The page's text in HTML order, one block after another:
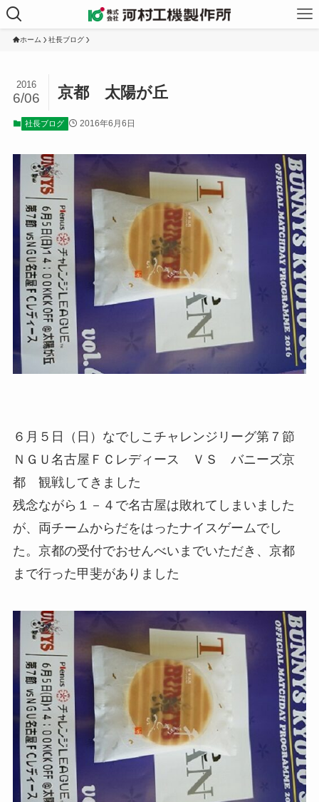
ホーム 社長ブログ
京都 太陽が丘
2016
6/06
社長ブログ 2016年6月6日
６月５日（日）なでしこチャレンジリーグ第７節
ＮＧＵ名古屋ＦＣレディース ＶＳ バニーズ京
都 観戦してきました
残念ながら１－４で名古屋は敗れてしまいました
が、両チームからだをはったナイスゲームでし
た。京都の受付でおせんべいまでいただき、京都
まで行った甲斐がありました